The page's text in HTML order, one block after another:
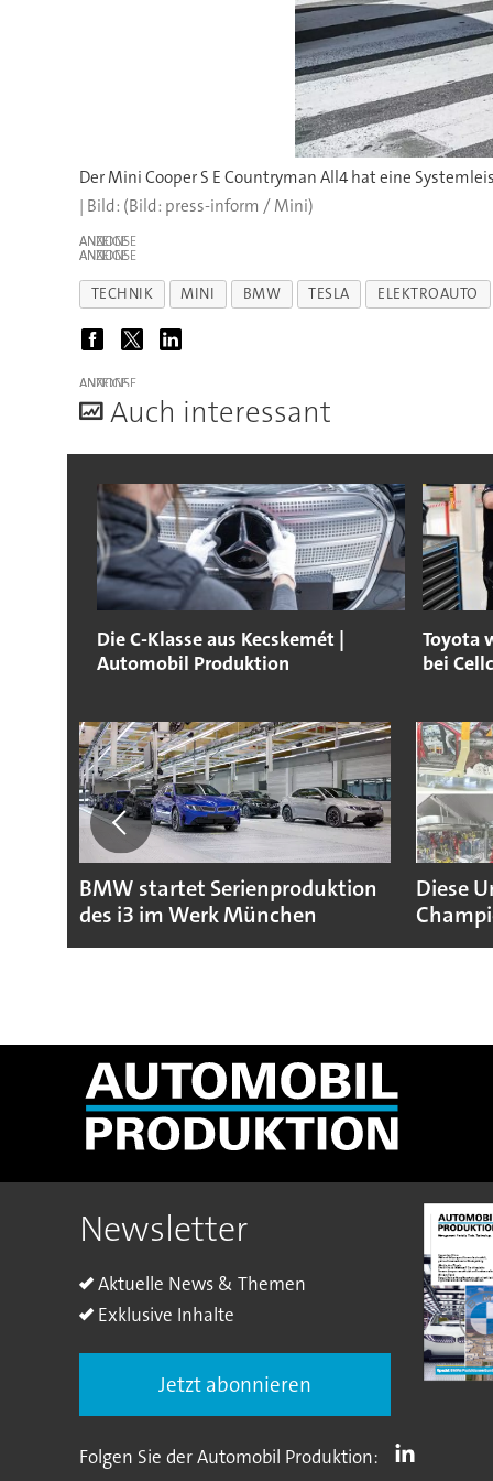
Der Mini Cooper S E Countryman All4 hat eine
(Bild: press-inform / Mini)
ANZEIGE
ANZEIGE
TECHNIK MINI BMW TESLA ELEKTROAUTO
ANZEIGE
Auch interessant
Die C-Klasse aus Kecskemét |
Automobil Produktion
Toyota
bei
BMW startet Serienproduktion
des i3 im Werk München
Diese
Newsletter
Aktuelle News & Themen
Exklusive Inhalte
Jetzt abonnieren
Folgen Sie der Automobil Produktion: